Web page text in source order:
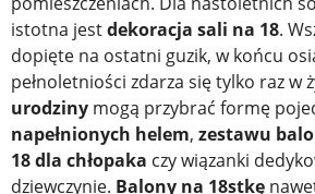
istotna jestdekoracja sali na 18.
dopięte na ostatni guzik, w końcu
pełnoletniości zdarza się tylko raz w
urodziny mogą przybrać formę
napełnionych helem, zestawu
18 dla chłopaka czy wiązanki
dziewczynie. Balony na 18stkę